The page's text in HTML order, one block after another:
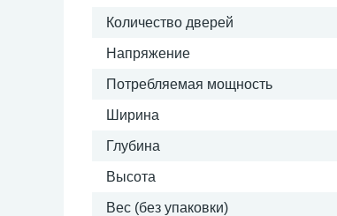
Количество дверей
Напряжение
Потребляемая мощность
Ширина
Глубина
Высота
Вес (без упаковки)